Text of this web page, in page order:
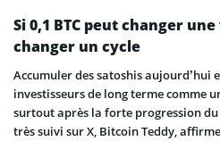
Si 0,1 BTC peut changer
changer un cycle
Accumuler des satoshis aujourd’hui
investisseurs de long terme comme
surtout après la forte progression du
très suivi sur X, Bitcoin Teddy,